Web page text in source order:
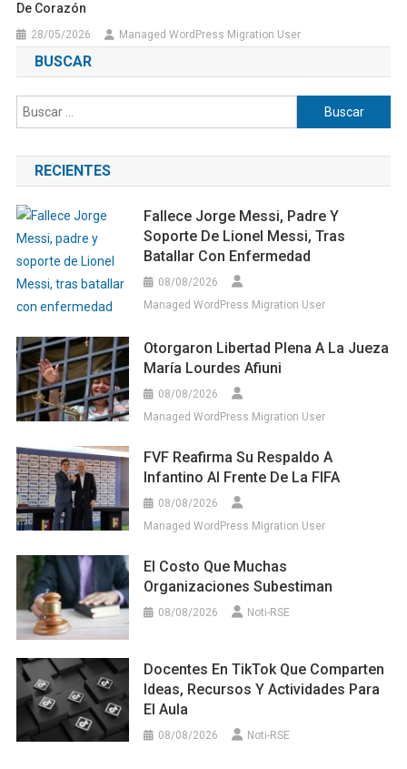
De Corazón
28/05/2026 Managed WordPress Migration User
BUSCAR
Buscar:
RECIENTES
Fallece Jorge Messi, Padre Y
Soporte De Lionel Messi, Tras
Batallar Con Enfermedad
08/08/2026
Managed WordPress Migration User
Otorgaron Libertad Plena A La Jueza
María Lourdes Afiuni
08/08/2026
Managed WordPress Migration User
FVF Reafirma Su Respaldo A
Infantino Al Frente De La FIFA
08/08/2026
Managed WordPress Migration User
El Costo Que Muchas
Organizaciones Subestiman
08/08/2026 Noti-RSE
Docentes En TikTok Que Comparten
Ideas, Recursos Y Actividades Para
El Aula
08/08/2026 Noti-RSE